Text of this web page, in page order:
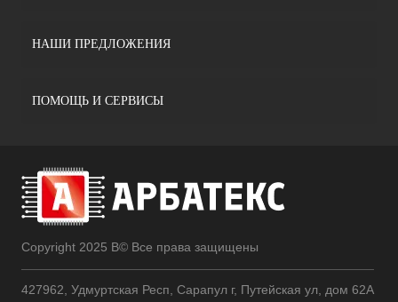
НАШИ ПРЕДЛОЖЕНИЯ
ПОМОЩЬ И СЕРВИСЫ
Copyright 2025 В© Все права защищены
427962, Удмуртская Респ, Сарапул г, Путейская ул, дом 62А